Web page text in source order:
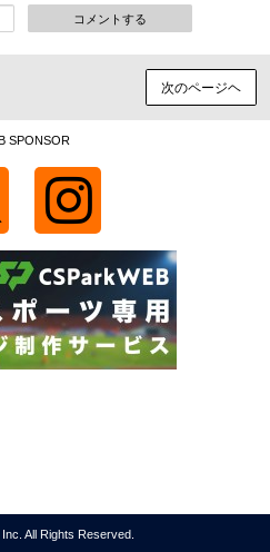
コメントする
次のページヘ
SPONSOR
All Rights Reserved.